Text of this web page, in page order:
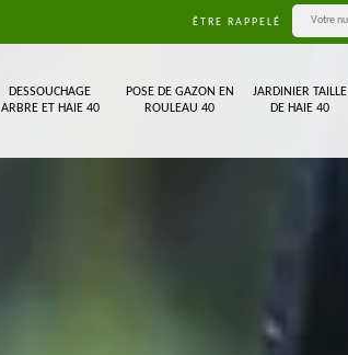
ÊTRE RAPPELÉ
DESSOUCHAGE
ARBRE ET HAIE 40
POSE DE GAZON EN
ROULEAU 40
JARDINIER TAILLE
DE HAIE 40